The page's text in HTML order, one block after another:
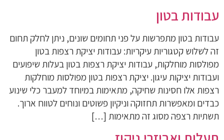
עבודות בטון
עבודות בטון מתפרשות על פני תחומים שונים, ניתן לחלק תחום
זה לשלוש קטגוריות עיקריות: עבודות יציקת רצפות בטון
מפולסות מוחלקות, עבודות יציקת רצפות בטון בעלות שיפועים
ועבודות יציקות עיגון. יציקת רצפות בטון מפולסות מוחלקות
רצפות אלו חסינות שחיקה, מתאימות במיוחד למעבר כלי שינוע
כבדים ומאפשרות תחזוקה וניקיון פשוטים ונוחים לטווח ארוך.
תשתיות רצפה מסוג זה מתאימות […]